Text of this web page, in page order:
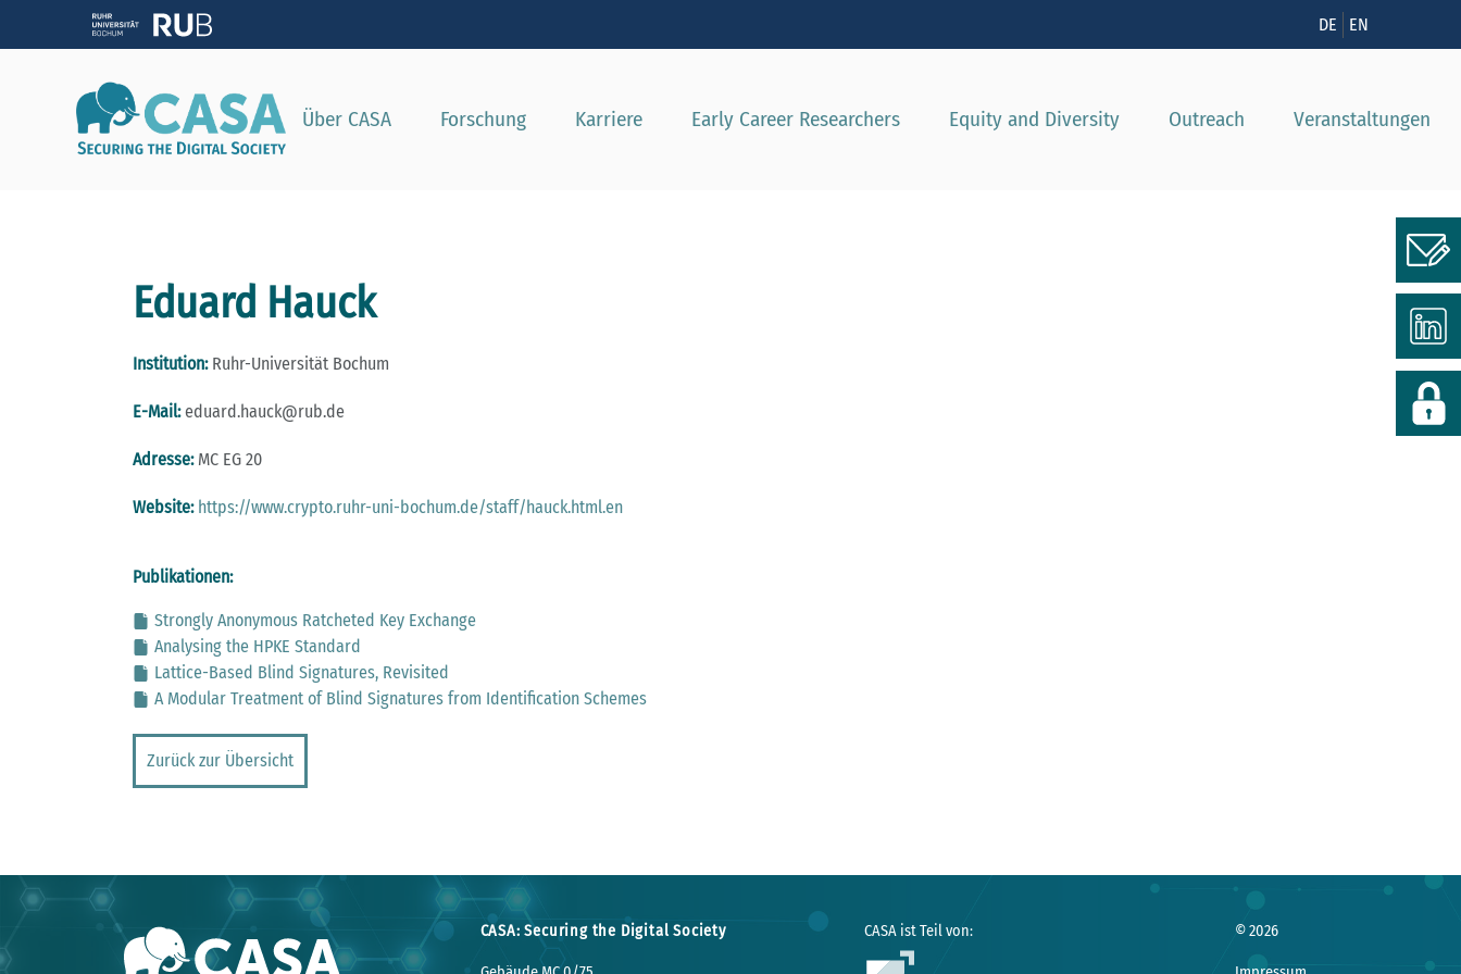
DE EN
Über CASA Forschung Karriere Early Career Researchers Equity and Diversity Outreach Veranstaltungen
Eduard Hauck
Institution:Ruhr-Universität Bochum
E-Mail:eduard.hauck@rub.de
Adresse:MC EG 20
Website: https://www.crypto.ruhr-uni-bochum.de/staff/hauck.html.en
Publikationen:
Strongly Anonymous Ratcheted Key Exchange
Analysing the HPKE Standard
Lattice-Based Blind Signatures, Revisited
A Modular Treatment of Blind Signatures from Identification Schemes
Zurück zur Übersicht
CASA: Securing the Digital Society CASA ist Teil von: © 2026